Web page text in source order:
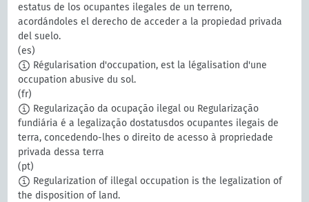
estatus de los ocupantes ilegales de un terreno,
acordándoles el derecho de acceder a la propiedad privada
del suelo.
(es)
Régularisation d'occupation, est la légalisation d'une
occupation abusive du sol.
(fr)
Regularização da ocupação ilegal ou Regularização
fundiária é a legalização dostatusdos ocupantes ilegais de
terra, concedendo-lhes o direito de acesso à propriedade
privada dessa terra
(pt)
Regularization of illegal occupation is the legalization of
the disposition of land.